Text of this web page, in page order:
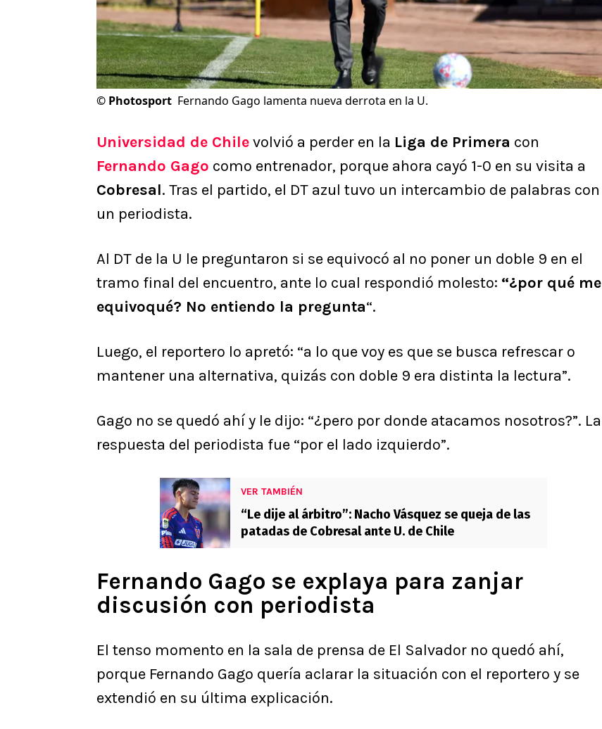
© Photosport Fernando Gago lamenta nueva derrota en la U.
Universidad de Chilevolvió a perder en la Liga de Primera con
Fernando Gago como entrenador, porque ahora cayó 1-0 en su visita a
Cobresal. Tras el partido, el DT azul tuvo un intercambio de palabras con
un periodista.
Al DT de la U le preguntaron si se equivocó al no poner un doble 9 en el
tramo final del encuentro, ante lo cual respondió molesto: “¿por qué me
equivoqué? No entiendo la pregunta“.
Luego, el reportero lo apretó: “a lo que voy es que se busca refrescar o
mantener una alternativa, quizás con doble 9 era distinta la lectura”.
Gago no se quedó ahí y le dijo: “¿pero por donde atacamos nosotros?”. La
respuesta del periodista fue “por el lado izquierdo”.
VER TAMBIÉN
“Le dije al árbitro”: Nacho Vásquez se queja de las
patadas de Cobresal ante U. de Chile
Fernando Gago se explaya para zanjar
discusión con periodista
El tenso momento en la sala de prensa de El Salvador no quedó ahí,
porque Fernando Gago quería aclarar la situación con el reportero y se
extendió en su última explicación.